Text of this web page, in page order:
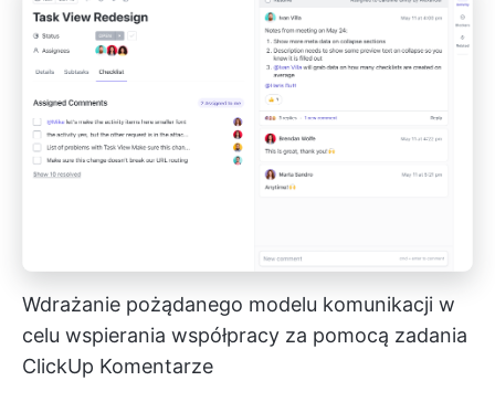
Wdrażanie pożądanego modelu komunikacji w
celu wspierania współpracy za pomocą zadania
ClickUp Komentarze